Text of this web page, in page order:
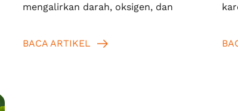
mengalirkan darah, oksigen, dan
ketika mengalami gangguan kesehatan
BACA ARTIKEL